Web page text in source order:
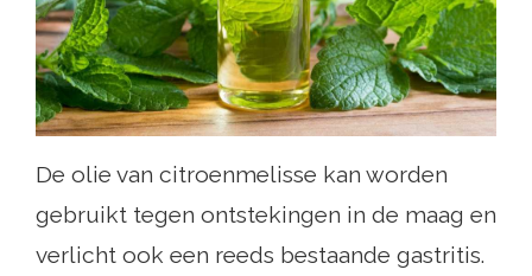
De olie van citroenmelisse kan worden
gebruikt tegen ontstekingen in de maag en
verlicht ook een reeds bestaande gastritis.